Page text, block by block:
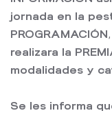
jornada en la
realizara la
modalidades y
Se les informa